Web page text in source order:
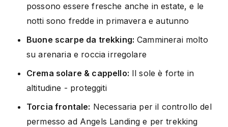
possono essere fresche anche in estate, e le
notti sono fredde in primavera e autunno
Buone scarpe da trekking: Camminerai molto
su arenaria e roccia irregolare
Crema solare & cappello: Il sole è forte in
altitudine - proteggiti
Torcia frontale: Necessaria per il controllo del
permesso ad Angels Landing e per trekking